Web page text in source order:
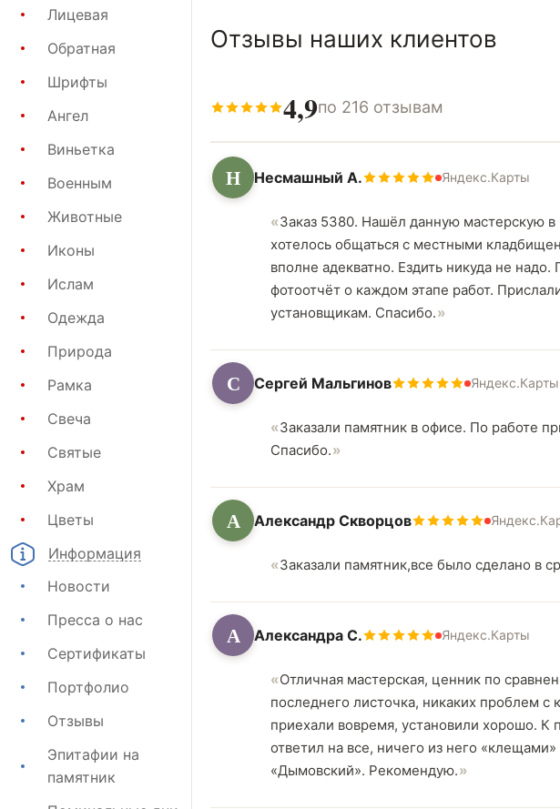
Лицевая
Обратная
Шрифты
Ангел
Виньетка
Военным
Животные
Иконы
Ислам
Одежда
Природа
Рамка
Свеча
Святые
Храм
Цветы
Информация
Новости
Пресса о нас
Сертификаты
Портфолио
Отзывы
Эпитафии на
памятник
Отзывы наших клиентов
4,9по 216 отзывам
Н Несмашный А. Яндекс.Карты
Заказ 5380. Нашёл данную мастерскую в
хотелось общаться с местными
вполне адекватно. Ездить никуда не
фотоотчёт о каждом этапе работ.
установщикам. Спасибо.
С Сергей Мальгинов Яндекс.Карты
Заказали памятник в офисе. По работе
Спасибо.
А Александр Скворцов
Заказали памятник,все было сделано в
А Александра С. Яндекс.Карты
Отличная мастерская, ценник по
последнего листочка, никаких проблем
приехали вовремя, установили хорошо. К
ответил на все, ничего из него
«Дымовский». Рекомендую.